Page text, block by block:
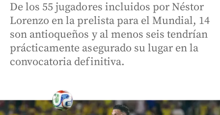
De los 55 jugadores incluidos por Néstor
Lorenzo en la prelista para el Mundial, 14
son antioqueños y al menos seis tendrían
prácticamente asegurado su lugar en la
convocatoria definitiva.